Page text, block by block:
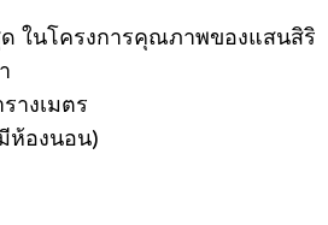
ในโครงการคุณภาพของแสนสิริ
างเมตร
ห้องนอน)